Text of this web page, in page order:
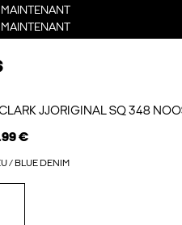
JJORIGINAL SQ 348
€
/ BLUE DENIM